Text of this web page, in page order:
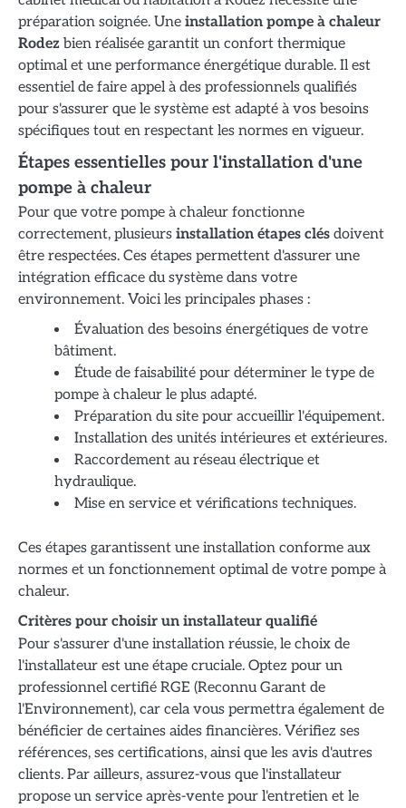
préparation soignée. Une installation pompe à chaleur
Rodez bien réalisée garantit un confort thermique
optimal et une performance énergétique durable. Il est
essentiel de faire appel à des professionnels qualifiés
pour s'assurer que le système est adapté à vos besoins
spécifiques tout en respectant les normes en vigueur.
Étapes essentielles pour l'installation d'une
pompe à chaleur
Pour que votre pompe à chaleur fonctionne
correctement, plusieurs installation étapes clés doivent
être respectées. Ces étapes permettent d'assurer une
intégration efficace du système dans votre
environnement. Voici les principales phases :
Évaluation des besoins énergétiques de votre
bâtiment.
Étude de faisabilité pour déterminer le type de
pompe à chaleur le plus adapté.
Préparation du site pour accueillir l'équipement.
Installation des unités intérieures et extérieures.
Raccordement au réseau électrique et
hydraulique.
Mise en service et vérifications techniques.
Ces étapes garantissent une installation conforme aux
normes et un fonctionnement optimal de votre pompe à
chaleur.
Critères pour choisir un installateur qualifié
Pour s'assurer d'une installation réussie, le choix de
l'installateur est une étape cruciale. Optez pour un
professionnel certifié RGE (Reconnu Garant de
l'Environnement), car cela vous permettra également de
bénéficier de certaines aides financières. Vérifiez ses
références, ses certifications, ainsi que les avis d'autres
clients. Par ailleurs, assurez-vous que l'installateur
propose un service après-vente pour l'entretien et le